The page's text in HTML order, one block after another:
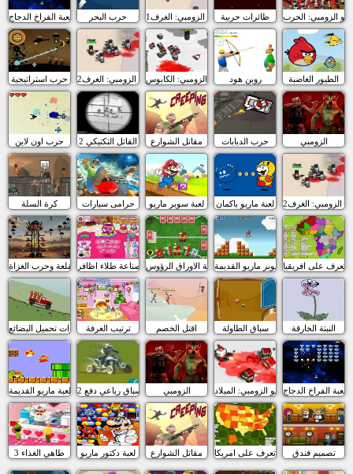
لعبة الفراخ الدجاج حرب البحر مقاتلو الزومبي: الغرف1طائرات حربية الزومبي: الحرب
حرب استراتيجية مقاتلو الزومبي: الغرف2مقاتلو الزومبي: الكابوسروبن هود الطيور الغاضبة
حرب اون لاين القاتل التكتيكي 2 مقاتل الشوارع حرب الدبابات الزومبي
كرة السلة حرامى سيارات لعبة سوبر ماريو لعبة ماريو باكمان الزومبي: الغرف2
القلعة وحرب الغزاة صناعة طلاء اظافر لعبة الاوراق الرؤوسسوبر ماريو القديمة تعرف على افريقيا
سيارات تحميل البضائع ترتيب الغرفة اقتل الخصم سباق الطاولة النبتة الخارقة
لعبة ماريو القديمة سباق رباعي دفع 2 الزومبي مقاتلو الزومبي: الميلادلعبة الفراخ الدجاج
طاهي الغذاء 3 لعبة دكتور ماريو مقاتل الشوارع تعرف على امريكا تصميم فندق